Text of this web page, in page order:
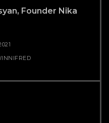
Founder Nika